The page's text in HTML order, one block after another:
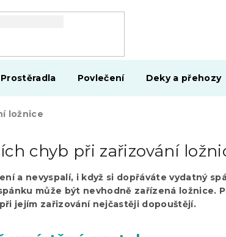
Prostěradla Povlečení Deky a přehozy
ložnice
chyb při zařizování
a nevyspalí, i když si dopřáváte vydatný
může být nevhodně zařízená ložnice.
jejím zařizování nejčastěji dopouštějí.